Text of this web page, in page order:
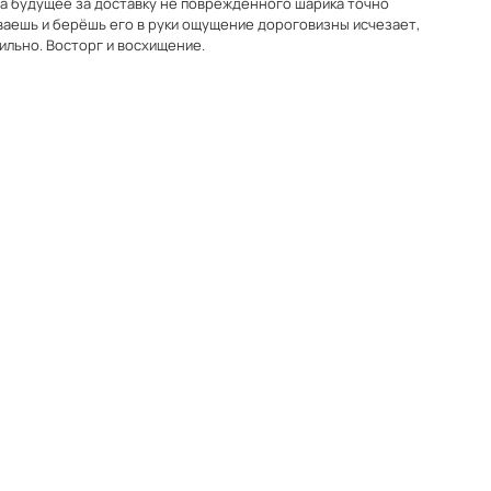
исчезает,
Восторг и восхищение.